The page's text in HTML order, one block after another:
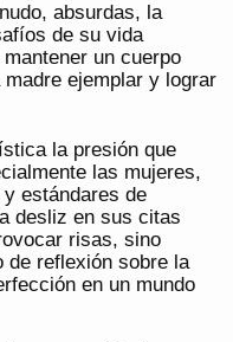
absurdas, la
de su vida
un cuerpo
ejemplar y lograr
la presión que
las mujeres,
estándares de
desliz en sus citas
risas, sino
de reflexión sobre la
en un mundo